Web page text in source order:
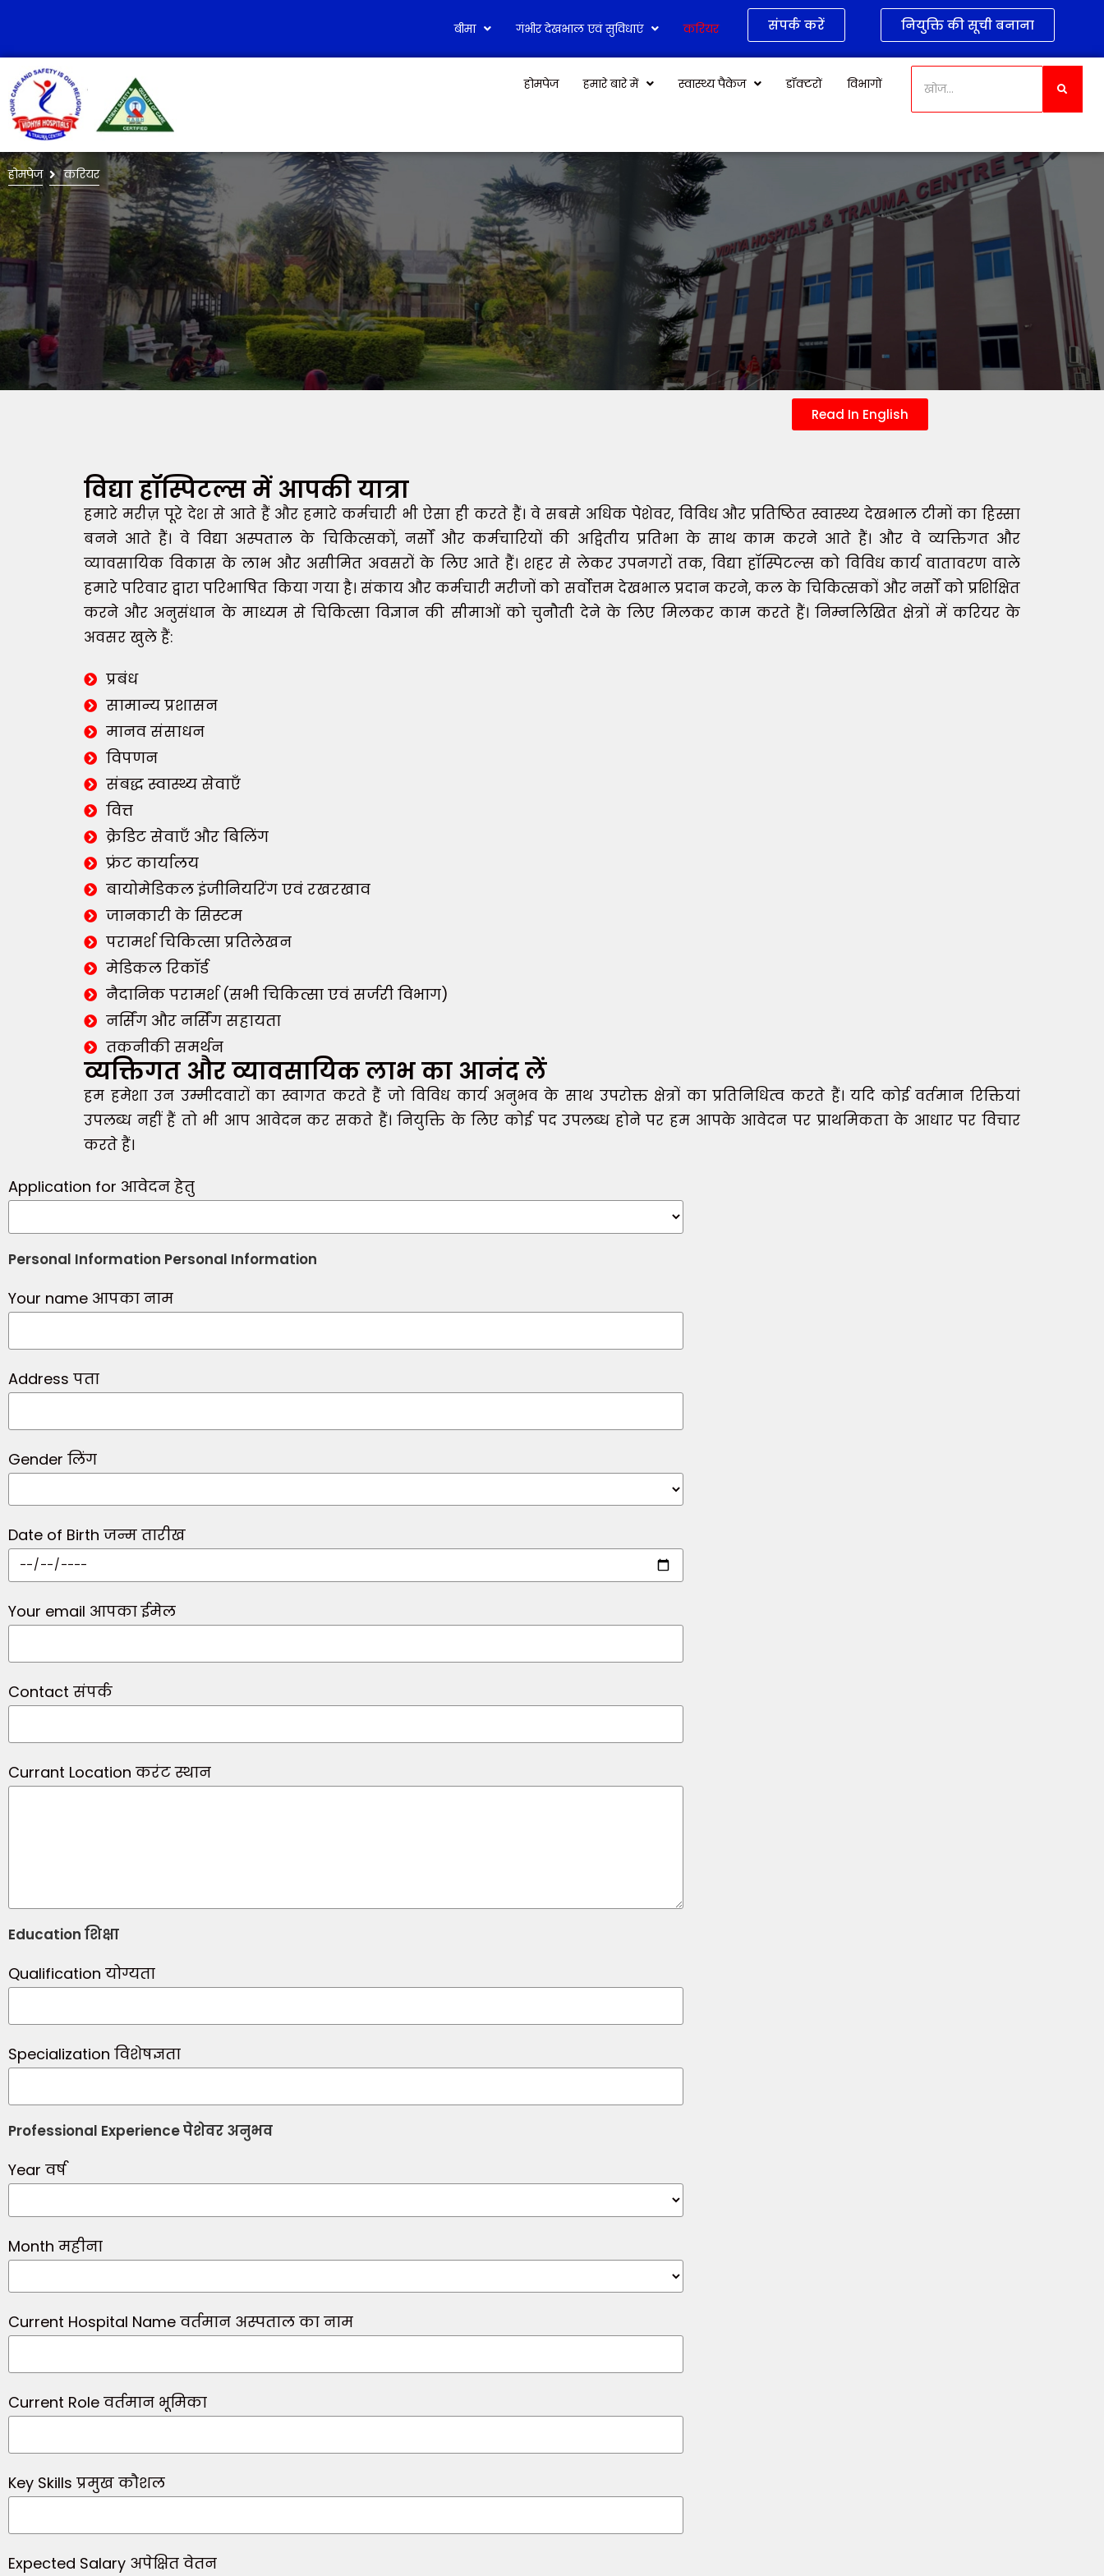
बीमा गंभीर देखभाल एवं सुविधाएं करियर संपर्क करें नियुक्ति की सूची बनाना
होमपेज हमारे बारे में स्वास्थ्य पैकेज डॉक्टरों विभागों
होमपेज करियर
Read In English
विद्या हॉस्पिटल्स में आपकी यात्रा
हमारे मरीज़ पूरे देश से आते हैं और हमारे कर्मचारी भी ऐसा ही करते हैं। वे सबसे अधिक पेशेवर, विविध और प्रतिष्ठित स्वास्थ्य देखभाल टीमों का हिस्सा
बनने आते हैं। वे विद्या अस्पताल के चिकित्सकों, नर्सों और कर्मचारियों की अद्वितीय प्रतिभा के साथ काम करने आते हैं। और वे व्यक्तिगत और
व्यावसायिक विकास के लाभ और असीमित अवसरों के लिए आते हैं। शहर से लेकर उपनगरों तक, विद्या हॉस्पिटल्स को विविध कार्य वातावरण वाले
हमारे परिवार द्वारा परिभाषित किया गया है। संकाय और कर्मचारी मरीजों को सर्वोत्तम देखभाल प्रदान करने, कल के चिकित्सकों और नर्सों को प्रशिक्षित
करने और अनुसंधान के माध्यम से चिकित्सा विज्ञान की सीमाओं को चुनौती देने के लिए मिलकर काम करते हैं। निम्नलिखित क्षेत्रों में करियर के
अवसर खुले हैं:
प्रबंध
सामान्य प्रशासन
मानव संसाधन
विपणन
संबद्ध स्वास्थ्य सेवाएँ
वित्त
क्रेडिट सेवाएँ और बिलिंग
फ्रंट कार्यालय
बायोमेडिकल इंजीनियरिंग एवं रखरखाव
जानकारी के सिस्टम
परामर्श चिकित्सा प्रतिलेखन
मेडिकल रिकॉर्ड
नैदानिक ​​परामर्श (सभी चिकित्सा एवं सर्जरी विभाग)
नर्सिंग और नर्सिंग सहायता
तकनीकी समर्थन
व्यक्तिगत और व्यावसायिक लाभ का आनंद लें
हम हमेशा उन उम्मीदवारों का स्वागत करते हैं जो विविध कार्य अनुभव के साथ उपरोक्त क्षेत्रों का प्रतिनिधित्व करते हैं। यदि कोई वर्तमान रिक्तियां
उपलब्ध नहीं हैं तो भी आप आवेदन कर सकते हैं। नियुक्ति के लिए कोई पद उपलब्ध होने पर हम आपके आवेदन पर प्राथमिकता के आधार पर विचार
करते हैं।
Application for आवेदन हेतु
Personal Information Personal Information
Your name आपका नाम
Address पता
Gender लिंग
Date of Birth जन्म तारीख
Your email आपका ईमेल
Contact संपर्क
Currant Location करंट स्थान
Education शिक्षा
Qualification योग्यता
Specialization विशेषज्ञता
Professional Experience पेशेवर अनुभव
Year वर्ष
Month महीना
Current Hospital Name वर्तमान अस्पताल का नाम
Current Role वर्तमान भूमिका
Key Skills प्रमुख कौशल
Expected Salary अपेक्षित वेतन